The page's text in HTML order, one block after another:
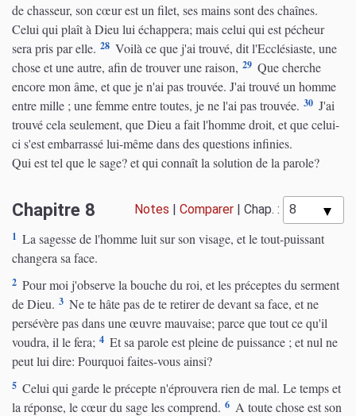
de chasseur, son cœur est un filet, ses mains sont des chaînes.
Celui qui plaît à Dieu lui échappera; mais celui qui est pécheur
sera pris par elle. 28 Voilà ce que j'ai trouvé, dit l'Ecclésiaste, une
chose et une autre, afin de trouver une raison, 29 Que cherche
encore mon âme, et que je n'ai pas trouvée. J'ai trouvé un homme
entre mille ; une femme entre toutes, je ne l'ai pas trouvée. 30 J'ai
trouvé cela seulement, que Dieu a fait l'homme droit, et que celui-
ci s'est embarrassé lui-même dans des questions infinies.
Qui est tel que le sage? et qui connaît la solution de la parole?
Chapitre 8 Notes Comparer Chap. :
1 La sagesse de l'homme luit sur son visage, et le tout-puissant
changera sa face.
2 Pour moi j'observe la bouche du roi, et les préceptes du serment
de Dieu. 3 Ne te hâte pas de te retirer de devant sa face, et ne
persévère pas dans une œuvre mauvaise; parce que tout ce qu'il
voudra, il le fera; 4 Et sa parole est pleine de puissance ; et nul ne
peut lui dire: Pourquoi faites-vous ainsi?
5 Celui qui garde le précepte n'éprouvera rien de mal. Le temps et
la réponse, le cœur du sage les comprend. 6 A toute chose est son